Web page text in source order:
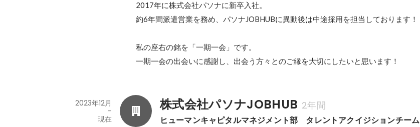
2017年に株式会社パソナに新卒入社。
約6年間派遣営業を務め、パソナJOBHUBに異動後は中途採用を担当しております！
私の座右の銘を「一期一会」です。
一期一会の出会いに感謝し、出会う方々とのご縁を大切にしたいと思います！
株式会社パソナJOBHUB 2年間
ヒューマンキャピタルマネジメント部　タレントアクイジションチーム
2023年12月
-
現在